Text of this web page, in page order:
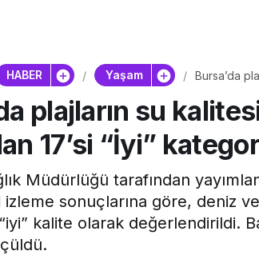
HABER Yaşam
Bursa’da
plajların su
17’si “İyi”
Müdürlüğü tarafından
sonuçlarına göre, deniz
kalite olarak değerlendirildi.